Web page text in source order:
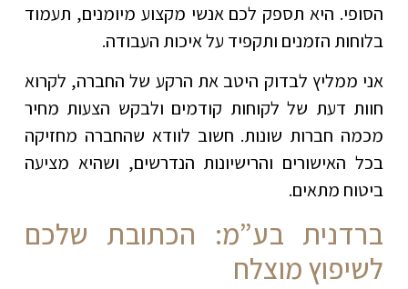
הסופי. היא תספק לכם אנשי מקצוע מיומנים, תעמוד
בלוחות הזמנים ותקפיד על איכות העבודה.
אני ממליץ לבדוק היטב את הרקע של החברה, לקרוא
חוות דעת של לקוחות קודמים ולבקש הצעות מחיר
מכמה חברות שונות. חשוב לוודא שהחברה מחזיקה
בכל האישורים והרישיונות הנדרשים, ושהיא מציעה
ביטוח מתאים.
ברדנית בע”מ: הכתובת שלכם
לשיפוץ מוצלח